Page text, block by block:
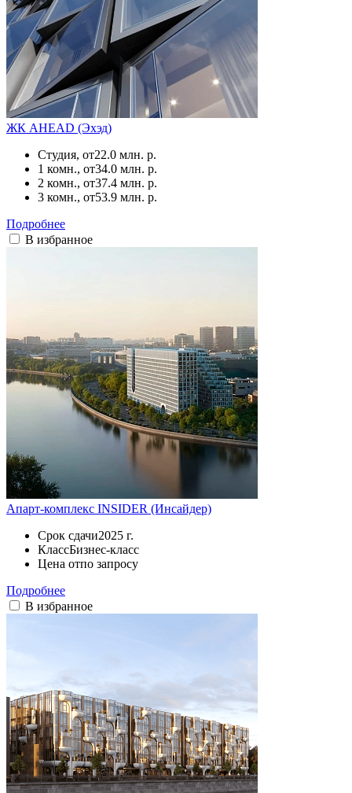
ЖК AHEAD (Эхэд)
Студия, от22.0 млн. р.
1 комн., от34.0 млн. р.
2 комн., от37.4 млн. р.
3 комн., от53.9 млн. р.
Подробнее
В избранное
Апарт-комплекс INSIDER (Инсайдер)
Срок сдачи2025 г.
КлассБизнес-класс
Цена отпо запросу
Подробнее
В избранное